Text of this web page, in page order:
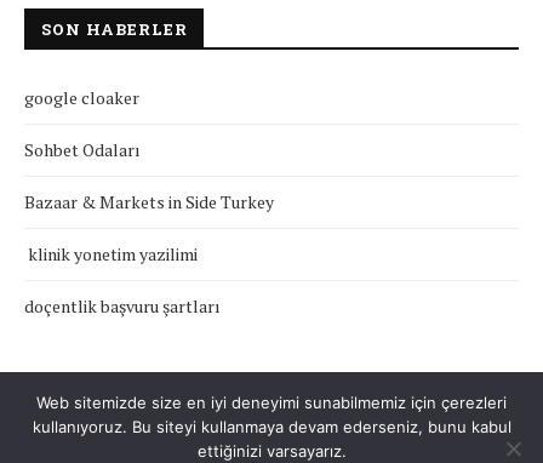
SON HABERLER
google cloaker
Sohbet Odaları
Bazaar & Markets in Side Turkey
klinik yonetim yazilimi
doçentlik başvuru şartları
Gizlilik Politikası Hakkımızda
Web sitemizde size en iyi deneyimi sunabilmemiz için çerezleri
kullanıyoruz. Bu siteyi kullanmaya devam ederseniz, bunu kabul
ettiğinizi varsayarız.